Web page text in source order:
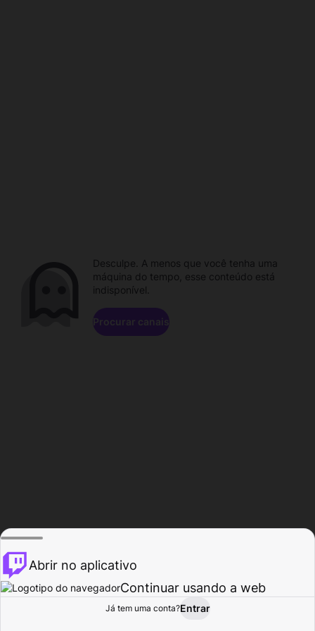
Procurar Atividade
Desculpe. A menos que você tenha uma
máquina do tempo, esse conteúdo está
indisponível.
Procurar canais
Abrir no aplicativo
Continuar usando a web
Já tem uma conta?Entrar